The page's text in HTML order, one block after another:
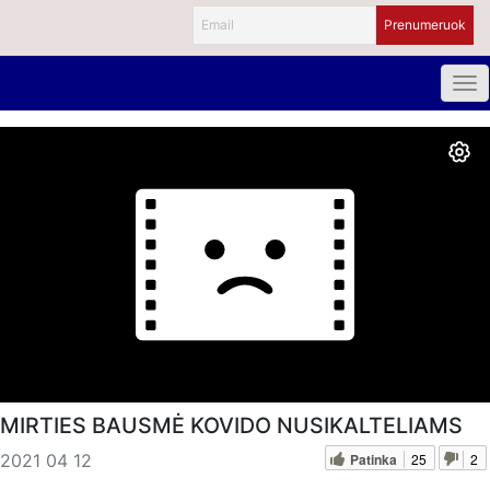
MIRTIES BAUSMĖ KOVIDO NUSIKALTELIAMS
2021 04 12 Patinka 25 2